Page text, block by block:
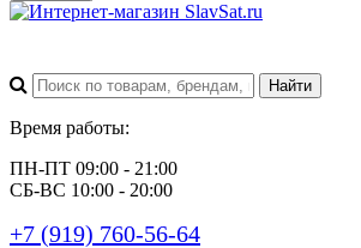
Время работы:
ПН-ПТ 09:00 - 21:00
СБ-ВС 10:00 - 20:00
+7 (919) 760-56-64